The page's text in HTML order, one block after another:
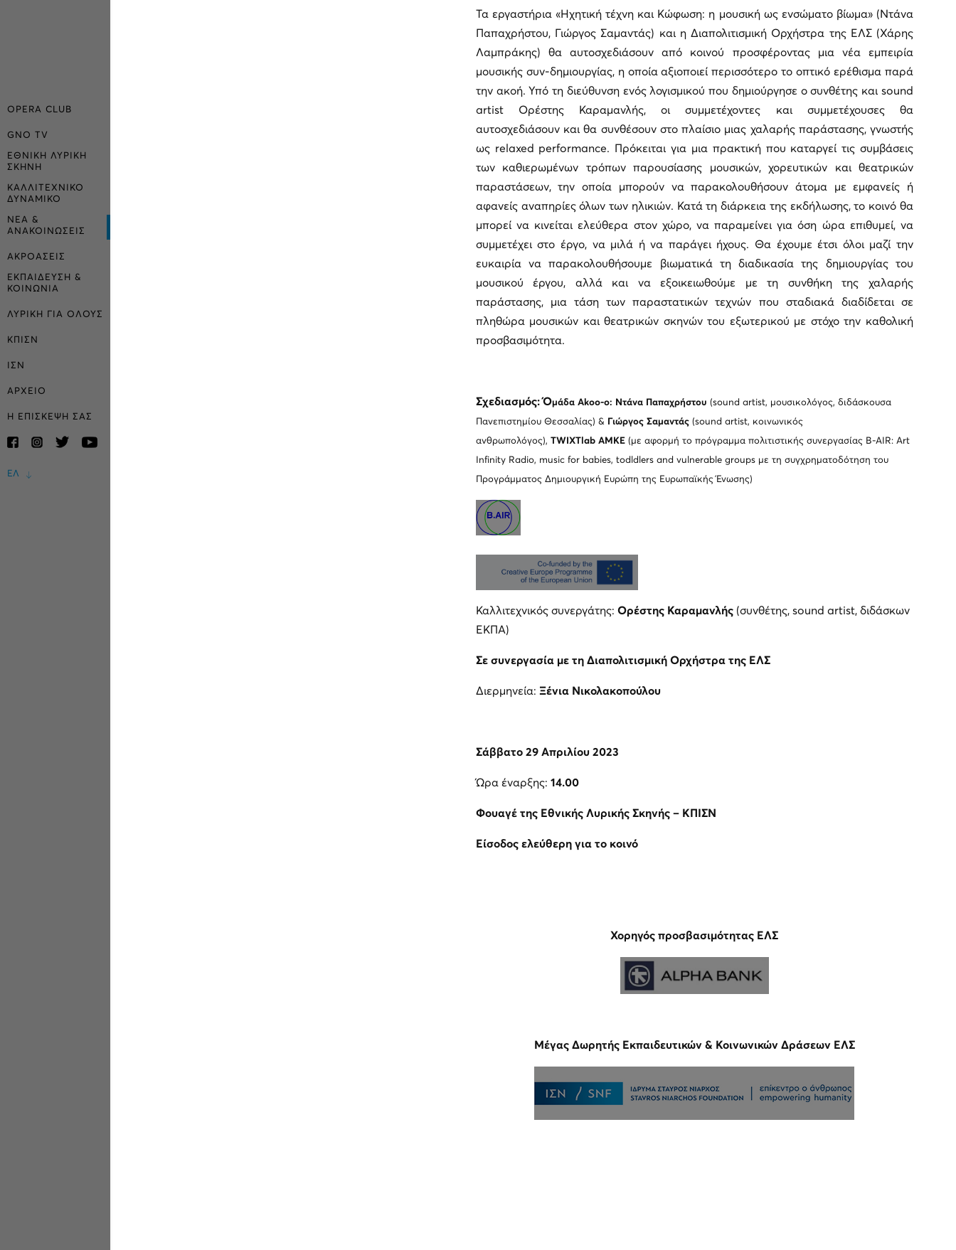
OPERA CLUB
GNO TV
ΕΘΝΙΚΗ ΛΥΡΙΚΗ
ΣΚΗΝΗ
ΚΑΛΛΙΤΕΧΝΙΚΟ
ΔΥΝΑΜΙΚΟ
ΝΕΑ &
ΑΝΑΚΟΙΝΩΣΕΙΣ
ΑΚΡΟΑΣΕΙΣ
ΕΚΠΑΙΔΕΥΣΗ &
ΚΟΙΝΩΝΙΑ
ΛΥΡΙΚΗ ΓΙΑ ΟΛΟΥΣ
ΚΠΙΣΝ
ΙΣΝ
ΑΡΧΕΙΟ
Η ΕΠΙΣΚΕΨΗ ΣΑΣ
ΕΛ
Τα εργαστήρια «Ηχητική τέχνη και Κώφωση: η μουσική ως ενσώματο βίωμα» (Ντάνα
Παπαχρήστου, Γιώργος Σαμαντάς) και η Διαπολιτισμική Ορχήστρα της ΕΛΣ (Χάρης
Λαμπράκης) θα αυτοσχεδιάσουν από κοινού προσφέροντας μια νέα εμπειρία
μουσικής συν-δημιουργίας, η οποία αξιοποιεί περισσότερο το οπτικό ερέθισμα παρά
την ακοή. Υπό τη διεύθυνση ενός λογισμικού που δημιούργησε ο συνθέτης και sound
artist Ορέστης Καραμανλής, οι συμμετέχοντες και συμμετέχουσες θα
αυτοσχεδιάσουν και θα συνθέσουν στο πλαίσιο μιας χαλαρής παράστασης, γνωστής
ως relaxed performance. Πρόκειται για μια πρακτική που καταργεί τις συμβάσεις
των καθιερωμένων τρόπων παρουσίασης μουσικών, χορευτικών και θεατρικών
παραστάσεων, την οποία μπορούν να παρακολουθήσουν άτομα με εμφανείς ή
αφανείς αναπηρίες όλων των ηλικιών. Κατά τη διάρκεια της εκδήλωσης, το κοινό θα
μπορεί να κινείται ελεύθερα στον χώρο, να παραμείνει για όση ώρα επιθυμεί, να
συμμετέχει στο έργο, να μιλά ή να παράγει ήχους. Θα έχουμε έτσι όλοι μαζί την
ευκαιρία να παρακολουθήσουμε βιωματικά τη διαδικασία της δημιουργίας του
μουσικού έργου, αλλά και να εξοικειωθούμε με τη συνθήκη της χαλαρής
παράστασης, μια τάση των παραστατικών τεχνών που σταδιακά διαδίδεται σε
πληθώρα μουσικών και θεατρικών σκηνών του εξωτερικού με στόχο την καθολική
προσβασιμότητα.
Σχεδιασμός: Όμάδα Akoo-o: Ντάνα Παπαχρήστου (sound artist, μουσικολόγος, διδάσκουσα
Πανεπιστημίου Θεσσαλίας) & Γιώργος Σαμαντάς (sound artist, κοινωνικός
ανθρωπολόγος), ΤWIXTlab AMKE (με αφορμή το πρόγραμμα πολιτιστικής συνεργασίαςB-AIR: Art
Infinity Radio, music for babies, todldlers and vulnerable groups με τη συγχρηματοδότηση του
Προγράμματος Δημιουργική Ευρώπη της Ευρωπαϊκής Ένωσης)
Καλλιτεχνικός συνεργάτης: Ορέστης Καραμανλής(συνθέτης, sound artist, διδάσκων
ΕΚΠΑ)
Σε συνεργασία με τη Διαπολιτισμική Ορχήστρα της ΕΛΣ
Διερμηνεία: Ξένια Νικολακοπούλου
Σάββατο 29 Απριλίου 2023
Ώρα έναρξης: 14.00
Φουαγέ της Εθνικής Λυρικής Σκηνής – ΚΠΙΣΝ
Είσοδος ελεύθερη για το κοινό
Χορηγός προσβασιμότητας ΕΛΣ
Μέγας Δωρητής Εκπαιδευτικών & Κοινωνικών Δράσεων ΕΛΣ